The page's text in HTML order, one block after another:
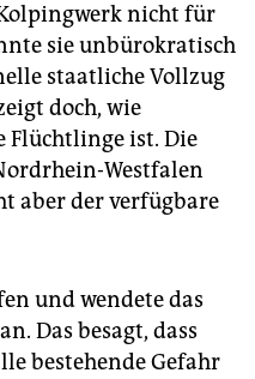
nicht für
sie unbürokratisch
staatliche Vollzug
doch, wie
Flüchtlinge ist. Die
Westfalen
aber der verfügbare
und wendete das
Das besagt, dass
bestehende Gefahr